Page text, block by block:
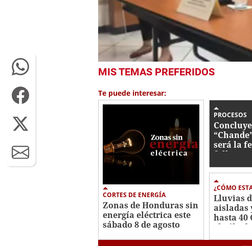
seconds
28
minutes,
21
MIS TEMAS PREFERIDOS
Te puede interesar:
CORTES DE ENERGÍA
Zonas de Honduras sin
energía eléctrica este
sábado 8 de agosto
PROCESOS
será la
fallo
¿CÓMO
Lluvias
aisladas
hasta 40
el sábado